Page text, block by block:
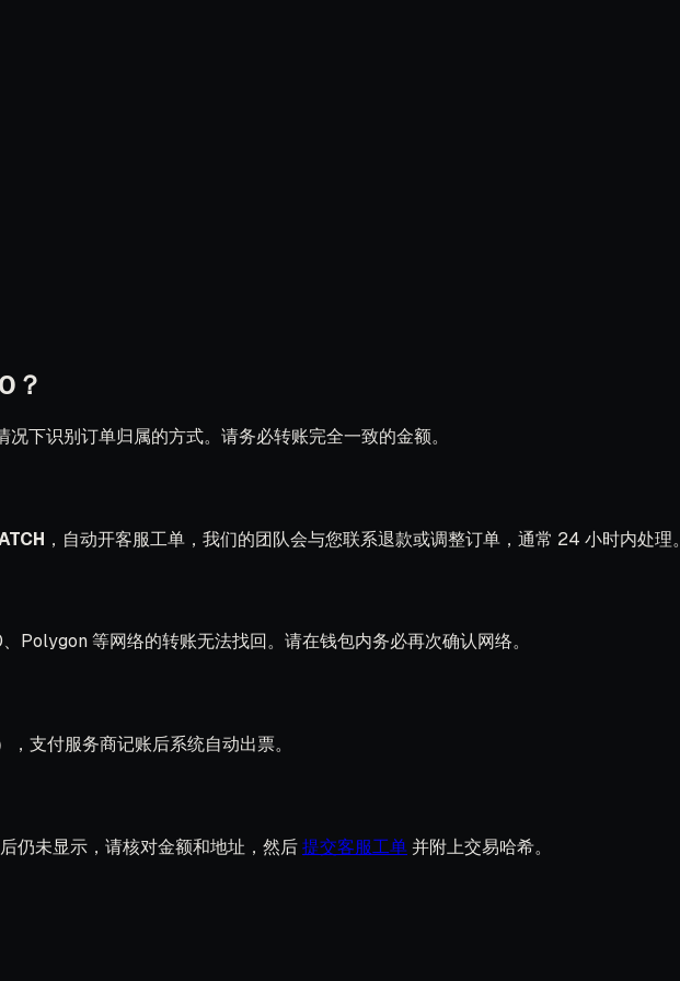
？
下识别订单归属的方式。请务必转账完全一致的金额。
，自动开客服工单，我们的团队会与您联系退款或调整订单，通常 24 小时内处理。
Polygon 等网络的转账无法找回。请在钱包内务必再次确认网络。
支付服务商记账后系统自动出票。
仍未显示，请核对金额和地址，然后提交客服工单并附上交易哈希。